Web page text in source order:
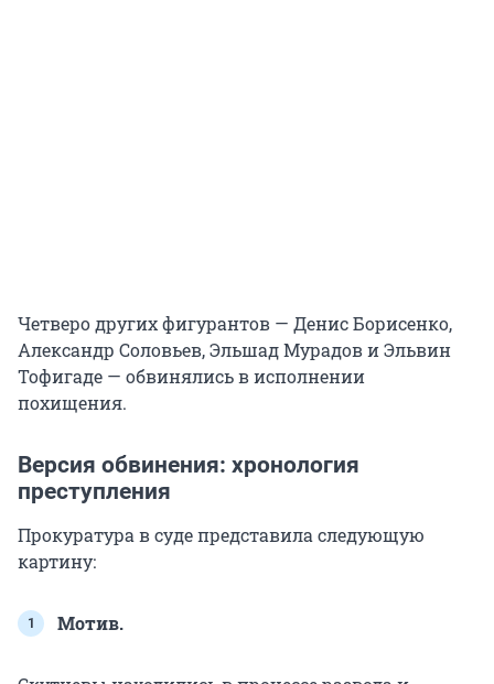
Четверо других фигурантов — Денис Борисенко,
Александр Соловьев, Эльшад Мурадов и Эльвин
Тофигаде — обвинялись в исполнении
похищения.
Версия обвинения: хронология
преступления
Прокуратура в суде представила следующую
картину:
Мотив.